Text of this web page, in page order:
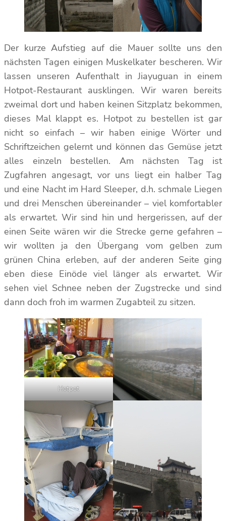
Der kurze Aufstieg auf die Mauer sollte uns den
nächsten Tagen einigen Muskelkater bescheren. Wir
lassen unseren Aufenthalt in Jiayuguan in einem
Hotpot-Restaurant ausklingen. Wir waren bereits
zweimal dort und haben keinen Sitzplatz bekommen,
dieses Mal klappt es. Hotpot zu bestellen ist gar
nicht so einfach – wir haben einige Wörter und
Schriftzeichen gelernt und können das Gemüse jetzt
alles einzeln bestellen. Am nächsten Tag ist
Zugfahren angesagt, vor uns liegt ein halber Tag
und eine Nacht im Hard Sleeper, d.h. schmale Liegen
und drei Menschen übereinander – viel komfortabler
als erwartet. Wir sind hin und hergerissen, auf der
einen Seite wären wir die Strecke gerne gefahren –
wir wollten ja den Übergang vom gelben zum
grünen China erleben, auf der anderen Seite ging
eben diese Einöde viel länger als erwartet. Wir
sehen viel Schnee neben der Zugstrecke und sind
dann doch froh im warmen Zugabteil zu sitzen.
Hotpot